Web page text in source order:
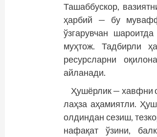
Ташаббускор,
ҳарбий — бу
ўзгарувчан
муҳтож. Тадбирли
ресурсларни
айланади.
Ҳушёрлик — хавфни
лаҳза аҳамиятли.
олдиндан сезиш,
нафақат ўзини,